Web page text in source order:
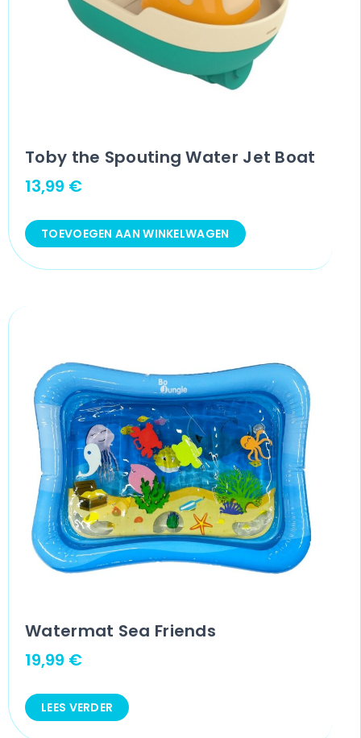
Toby the Spouting Water Jet Boat
13,99 €
TOEVOEGEN AAN WINKELWAGEN
Watermat Sea Friends
19,99 €
LEES VERDER